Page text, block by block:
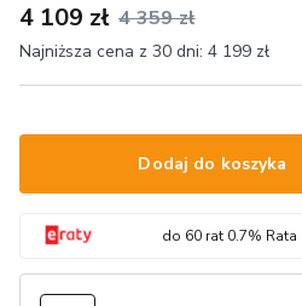
4 109 zł 4 359 zł
Najniższa cena z 30 dni: 4 199 zł
Dodaj do koszyka
do 60 rat 0.7% Rata